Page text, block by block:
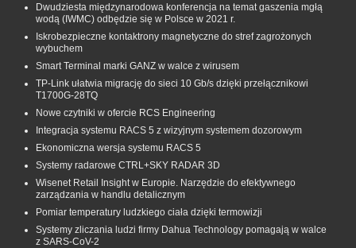
Dwudziesta międzynarodowa konferencja na temat gaszenia mgłą
wodą (IWMC) odbędzie się w Polsce w 2021 r.
Iskrobezpieczne kontaktrony magnetyczne do stref zagrożonych
wybuchem
Smart Terminal marki GANZ w walce z wirusem
TP-Link ułatwia migrację do sieci 10 Gb/s dzięki przełącznikowi
T1700G‑28TQ
Nowe czytniki w ofercie RCS Engineering
Integracja systemu RACS 5 z wizyjnym systemem dozorowym
Ekonomiczna wersja systemu RACS 5
Systemy radarowe CTRL+SKY RADAR 3D
Wisenet Retail Insight w Europie. Narzędzie do efektywnego
zarządzania w handlu detalicznym
Pomiar temperatury ludzkiego ciała dzięki termowizji
Systemy zliczania ludzi firmy Dahua Technology pomagają w walce
z SARS-CoV-2